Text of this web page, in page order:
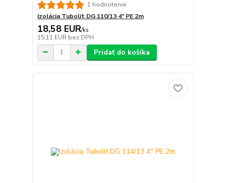
1 hodnotenie
Izolácia Tubolit DG 110/13 4" PE 2m
18,58 EUR/ks
15,11 EUR bez DPH
Pridať do košíka